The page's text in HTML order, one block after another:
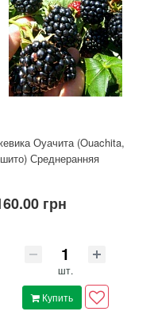
Оуачита (Ouachita,
Среднеранняя
грн
шт.
Купить